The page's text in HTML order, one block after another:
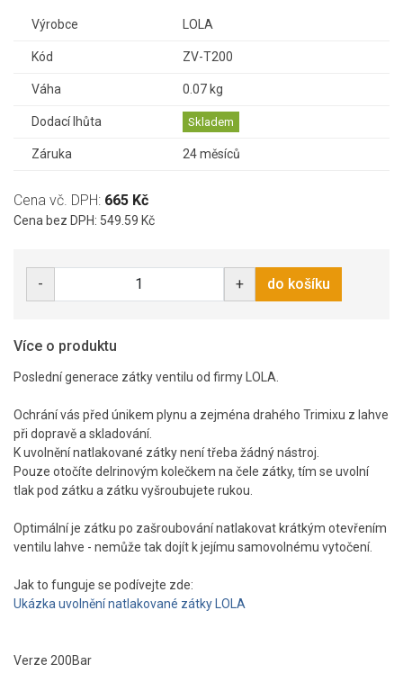
Výrobce LOLA
Kód ZV-T200
Váha 0.07 kg
Dodací lhůta Skladem
Záruka 24 měsíců
Cena vč. DPH: 665 Kč
Cena bez DPH: 549.59 Kč
- + do košíku
Více o produktu
Poslední generace zátky ventilu od firmy LOLA.
Ochrání vás před únikem plynu a zejména drahého Trimixu z lahve
při dopravě a skladování.
K uvolnění natlakované zátky není třeba žádný nástroj.
Pouze otočíte delrinovým kolečkem na čele zátky, tím se uvolní
tlak pod zátku a zátku vyšroubujete rukou.
Optimální je zátku po zašroubování natlakovat krátkým otevřením
ventilu lahve - nemůže tak dojít k jejímu samovolnému vytočení.
Jak to funguje se podívejte zde:
Ukázka uvolnění natlakované zátky LOLA
Verze 200Bar